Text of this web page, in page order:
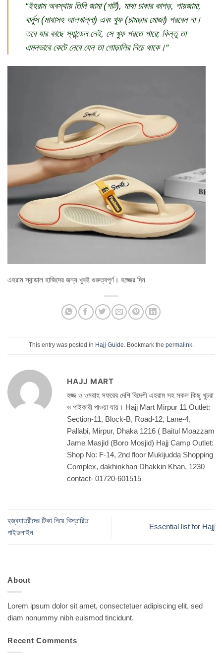
“ইহরাম অবস্থায় তিনি জামা (শার্ট), মাথা ঢাকার কাপড়, পায়জামা,
বার্নুস (মাথাসহ আলখাল্লা) এবং খুফ (চামড়ার মোজা) পরবেন না।
তবে যার কাছে স্যান্ডেল নেই, সে খুফ পরতে পারে; কিন্তু তা
এমনভাবে কেটে নেবে যেন তা গোড়ালির নিচে থাকে।”
এহরাম স্যান্ডাল হাজিদের জন্য খুবই গুরুত্বপূর্ণ। হজ্জের দিন
This entry was posted in Hajj Guide. Bookmark the permalink.
HAJJ MART
হজ্জ ও ওমরাহ সফরের দেশি বিদেশী এহরাম সহ সকল কিছু খুচরা
ও পাইকারী পাওয়া যায়। Hajj Mart Mirpur 11 Outlet:
Section-11, Block-B, Road-12, Lane-4,
Pallabi, Mirpur, Dhaka 1216 ( Baitul Moazzam
Jame Masjid (Boro Mosjid) Hajj Camp Outlet:
Shop No: F-14, 2nd floor Mukijudda Shopping
Complex, dakhinkhan Dhakkin Khan, 1230
contact- 01720-601515
হজ্বযাত্রীদের টিকা নিয়ে বিস্তারিত
গাইডলাইন
Essential list for Hajj
About
Lorem ipsum dolor sit amet, consectetuer adipiscing elit, sed
diam nonummy nibh euismod tincidunt.
Recent Comments